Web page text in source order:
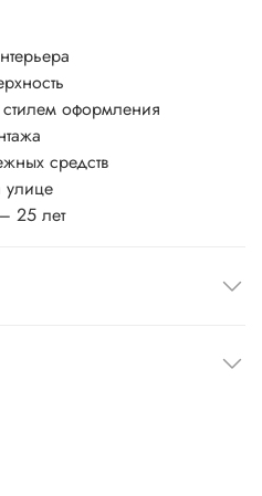
оформления
средств
улице
25 лет